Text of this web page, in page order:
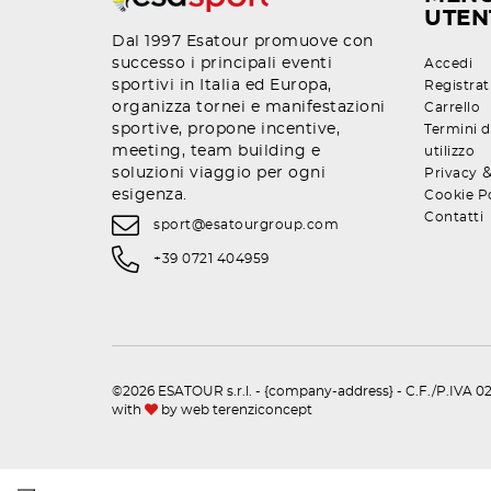
Dal 1997 Esatour promuove con
successo i principali eventi
sportivi in Italia ed Europa,
organizza tornei e manifestazioni
sportive, propone incentive,
meeting, team building e
soluzioni viaggio per ogni
esigenza.
sport@esatourgroup.com
+39 0721 404959
Accedi
Carrello
Termini
utilizzo
Privacy
Cookie
Contatti
©2026 ESATOUR s.r.l. - {company-address} - C.F./P.IVA
with
by web terenziconcept